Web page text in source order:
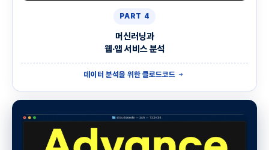
PART 4
머신러닝과
웹·앱 서비스 분석
데이터 분석을 위한 클로드코드